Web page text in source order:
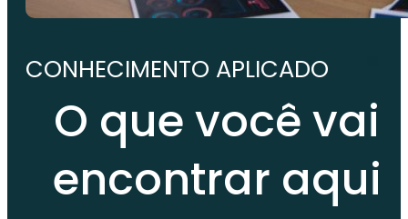
CONHECIMENTO APLICADO
O que você vai
encontrar aqui